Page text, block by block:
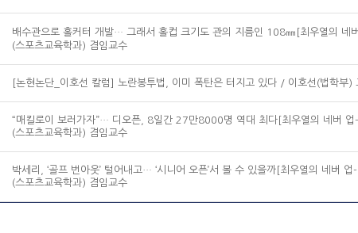
배수관으로 홀커터 개발… 그래서 홀컵 크기도 관의 지름인 108㎜[최우열의 네
(스포츠교육학과) 겸임교수
[논현논단_이호선 칼럼] 노란봉투법, 이미 폭탄은 터지고 있다 / 이호선(법학부)
“매킬로이 보러가자”… 디오픈, 8일간 27만8000명 역대 최다[최우열의 네버
(스포츠교육학과) 겸임교수
박세리, ‘골프 번아웃’ 털어내고… ‘시니어 오픈’서 볼 수 있을까[최우열의 네버
(스포츠교육학과) 겸임교수